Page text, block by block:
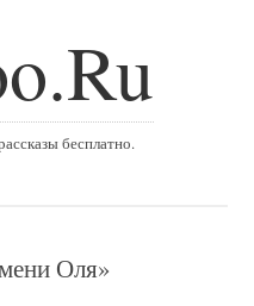
бесплатно.
Оля»